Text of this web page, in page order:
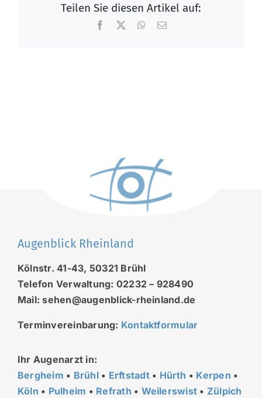
Teilen Sie diesen Artikel auf:
Facebook WhatsApp
E-
Augenblick Rheinland
Kölnstr. 41-43, 50321 Brühl
Telefon Verwaltung: 02232 – 928490
Mail: sehen@augenblick-rheinland.de
Terminvereinbarung: Kontaktformular
Ihr Augenarzt in:
Bergheim • Brühl • Erftstadt • Hürth • Kerpen •
Köln • Pulheim • Refrath • Weilerswist • Zülpich